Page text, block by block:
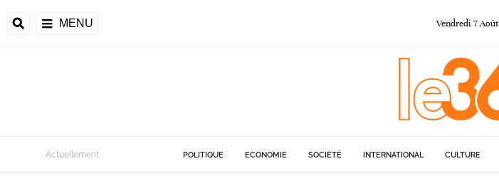
MENU Vendredi 7Août
Actuellement POLITIQUE ECONOMIE SOCIÉTÉ INTERNATIONAL CULTURE